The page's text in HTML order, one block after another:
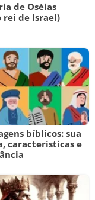
de Oséias
de Israel)
bíblicos: sua
características e